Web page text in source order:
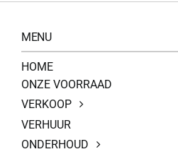
MENU
HOME
ONZE VOORRAAD
VERKOOP
VERHUUR
ONDERHOUD